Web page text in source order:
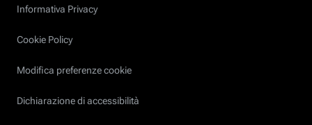
Informativa Privacy
Cookie Policy
Modifica preferenze cookie
Dichiarazione di accessibilità